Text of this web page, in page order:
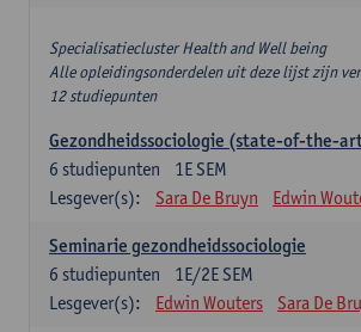
Specialisatiecluster Health and Well being
Alle opleidingsonderdelen uit deze lijst zijn
12 studiepunten
Gezondheidssociologie (state-of-the-
1E SEM
6 studiepunten
Lesgever(s):
Sara De Bruyn Edwin
Seminarie gezondheidssociologie
1E/2E SEM
6 studiepunten
Lesgever(s):
Edwin Wouters Sara De